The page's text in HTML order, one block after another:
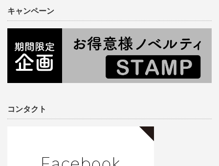
キャンペーン
コンタクト